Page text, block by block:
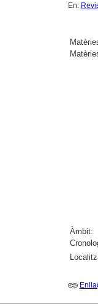
En:
Àmbit: